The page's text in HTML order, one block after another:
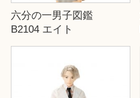
六分の一男子図鑑
B2104 エイト